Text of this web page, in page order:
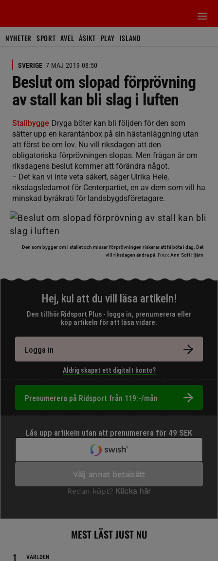
NYHETER SPORT AVEL ÅSIKT PLAY ISLAND
SVERIGE 7 MAJ 2019 08:50
Beslut om slopad förprövning
av stall kan bli slag i luften
Stallbygge Dryga böter kan bli följden för den som
sätter upp en karantänbox på sin hästanläggning utan
att först be om lov. Nu vill riksdagen att den
obligatoriska förprövningen slopas. Men frågan är om
riksdagens beslut kommer att förändra något.
− Det kan vi inte veta säkert, säger Ulrika Heie,
riksdagsledamot för Centerpartiet, en av dem som vill ha
minskad byråkrati för landsbygdsföretagare.
Den som bygger om i stallet och missar förprövningen riskerar att få böta i dag. Det
vill riksdagen ändra på. Foto: Ann-Sofi Hjärn
Hej, kul att du vill läsa artikeln!
Den tillhör Ridsport Plus - logga in, prenumerera eller
köp artikeln för att läsa vidare.
Logga in
Aldrig skapat ett digitalt konto?
Prenumerera på Ridsport från 119:-/mån
MEST LÄST JUST NU
VÄRLDEN